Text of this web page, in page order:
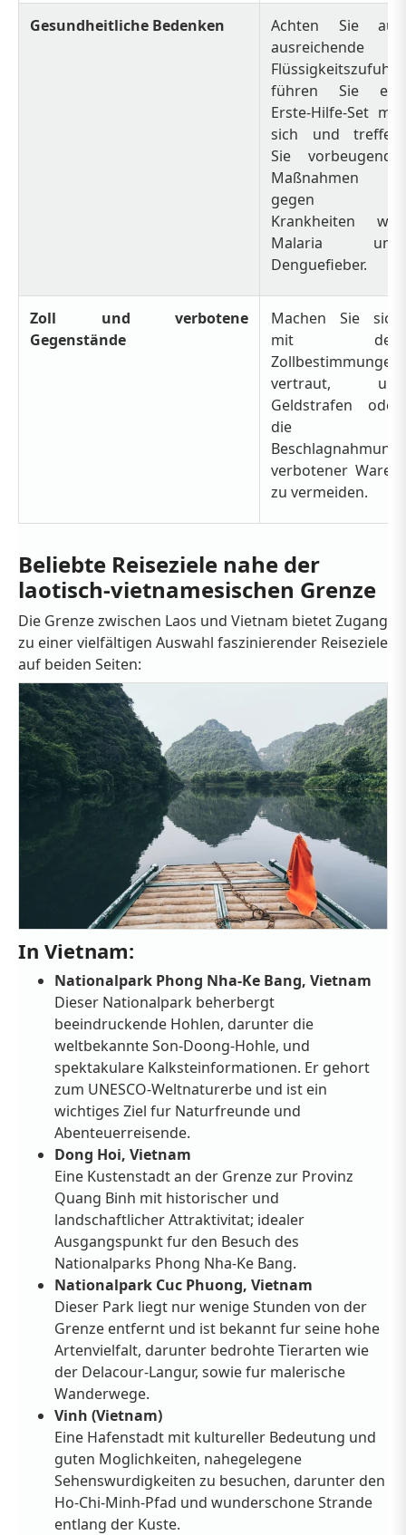
Gesundheitliche Bedenken
Achten Sie auf
ausreichende
Flüssigkeitszufuhr,
führen Sie ein
Erste-Hilfe-Set mit
sich und treffen
Sie vorbeugende
Maßnahmen
gegen
Krankheiten wie
Malaria und
Denguefieber.
Zoll und verbotene
Gegenstände
Machen Sie sich
mit den
Zollbestimmungen
vertraut, um
Geldstrafen oder
die
Beschlagnahmung
verbotener Waren
zu vermeiden.
Beliebte Reiseziele nahe der
laotisch-vietnamesischen Grenze
Die Grenze zwischen Laos und Vietnam bietet Zugang
zu einer vielfältigen Auswahl faszinierender Reiseziele
auf beiden Seiten:
In Vietnam:
Nationalpark Phong Nha-Ke Bang, Vietnam
Dieser Nationalpark beherbergt
beeindruckende Hohlen, darunter die
weltbekannte Son-Doong-Hohle, und
spektakulare Kalksteinformationen. Er gehort
zum UNESCO-Weltnaturerbe und ist ein
wichtiges Ziel fur Naturfreunde und
Abenteuerreisende.
Dong Hoi, Vietnam
Eine Kustenstadt an der Grenze zur Provinz
Quang Binh mit historischer und
landschaftlicher Attraktivitat; idealer
Ausgangspunkt fur den Besuch des
Nationalparks Phong Nha-Ke Bang.
Nationalpark Cuc Phuong, Vietnam
Dieser Park liegt nur wenige Stunden von der
Grenze entfernt und ist bekannt fur seine hohe
Artenvielfalt, darunter bedrohte Tierarten wie
der Delacour-Langur, sowie fur malerische
Wanderwege.
Vinh (Vietnam)
Eine Hafenstadt mit kultureller Bedeutung und
guten Moglichkeiten, nahegelegene
Sehenswurdigkeiten zu besuchen, darunter den
Ho-Chi-Minh-Pfad und wunderschone Strande
entlang der Kuste.